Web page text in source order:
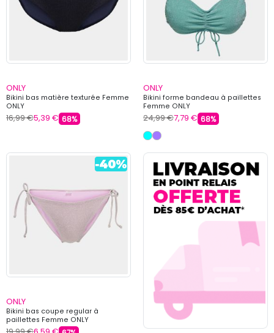
ONLY
Bikini bas matière texturée Femme
ONLY
16,99 €5,39 € 68%
ONLY
Bikini forme bandeau à paillettes
Femme ONLY
24,99 €7,79 € 68%
ONLY
Bikini bas coupe regular à
paillettes Femme ONLY